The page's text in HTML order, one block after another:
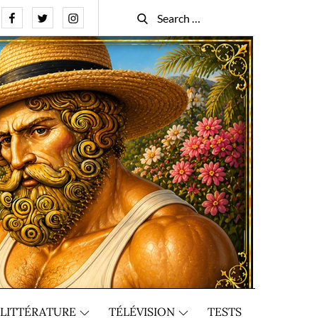
FacebookTwitterInstagram
Search
for:
Search
LITTÉRATURE TÉLÉVISION TESTS